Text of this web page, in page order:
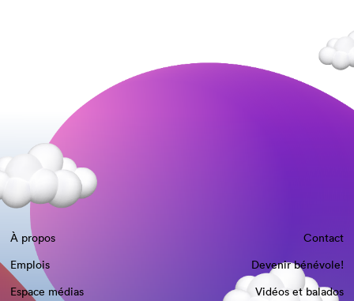
À propos
Contact
Emplois
Devenir bénévole!
Espace médias
Vidéos et balados